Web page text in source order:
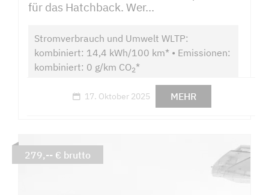
für das Hatchback. Wer...
Stromverbrauch und Umwelt WLTP:
kombiniert: 14,4 kWh/100 km* • Emissionen:
kombiniert: 0 g/km CO2*
17. Oktober 2025 MEHR
279,-- € brutto